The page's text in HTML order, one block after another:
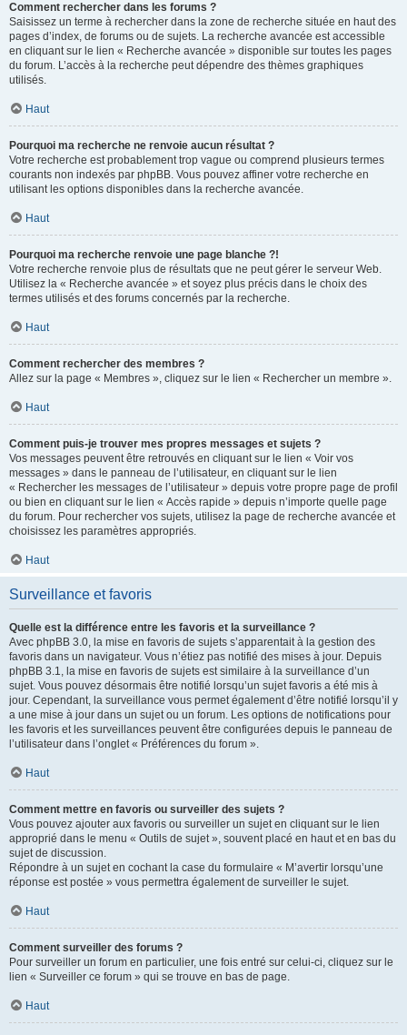
Comment rechercher dans les forums ?
Saisissez un terme à rechercher dans la zone de recherche située en haut des
pages d’index, de forums ou de sujets. La recherche avancée est accessible
en cliquant sur le lien « Recherche avancée » disponible sur toutes les pages
du forum. L’accès à la recherche peut dépendre des thèmes graphiques
utilisés.
Haut
Pourquoi ma recherche ne renvoie aucun résultat ?
Votre recherche est probablement trop vague ou comprend plusieurs termes
courants non indexés par phpBB. Vous pouvez affiner votre recherche en
utilisant les options disponibles dans la recherche avancée.
Haut
Pourquoi ma recherche renvoie une page blanche ?!
Votre recherche renvoie plus de résultats que ne peut gérer le serveur Web.
Utilisez la « Recherche avancée » et soyez plus précis dans le choix des
termes utilisés et des forums concernés par la recherche.
Haut
Comment rechercher des membres ?
Allez sur la page « Membres », cliquez sur le lien « Rechercher un membre ».
Haut
Comment puis-je trouver mes propres messages et sujets ?
Vos messages peuvent être retrouvés en cliquant sur le lien « Voir vos
messages » dans le panneau de l’utilisateur, en cliquant sur le lien
« Rechercher les messages de l’utilisateur » depuis votre propre page de profil
ou bien en cliquant sur le lien « Accès rapide » depuis n’importe quelle page
du forum. Pour rechercher vos sujets, utilisez la page de recherche avancée et
choisissez les paramètres appropriés.
Haut
Surveillance et favoris
Quelle est la différence entre les favoris et la surveillance ?
Avec phpBB 3.0, la mise en favoris de sujets s’apparentait à la gestion des
favoris dans un navigateur. Vous n’étiez pas notifié des mises à jour. Depuis
phpBB 3.1, la mise en favoris de sujets est similaire à la surveillance d’un
sujet. Vous pouvez désormais être notifié lorsqu’un sujet favoris a été mis à
jour. Cependant, la surveillance vous permet également d’être notifié lorsqu’il y
a une mise à jour dans un sujet ou un forum. Les options de notifications pour
les favoris et les surveillances peuvent être configurées depuis le panneau de
l’utilisateur dans l’onglet « Préférences du forum ».
Haut
Comment mettre en favoris ou surveiller des sujets ?
Vous pouvez ajouter aux favoris ou surveiller un sujet en cliquant sur le lien
approprié dans le menu « Outils de sujet », souvent placé en haut et en bas du
sujet de discussion.
Répondre à un sujet en cochant la case du formulaire « M’avertir lorsqu’une
réponse est postée » vous permettra également de surveiller le sujet.
Haut
Comment surveiller des forums ?
Pour surveiller un forum en particulier, une fois entré sur celui-ci, cliquez sur le
lien « Surveiller ce forum » qui se trouve en bas de page.
Haut